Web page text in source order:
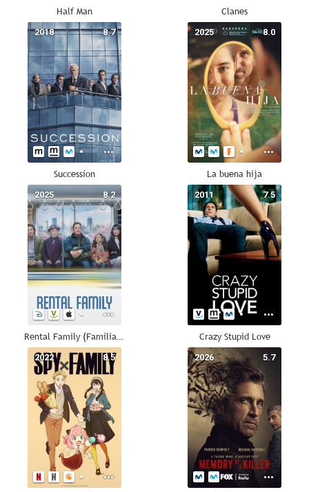
Half Man Clanes
8.7
2018
Succession
8.0
2025
La buena hija
8.2
2025
Rental Family (Familia de alquiler)
7.5
2011
Crazy Stupid Love
8.5
2022 5.7
2026